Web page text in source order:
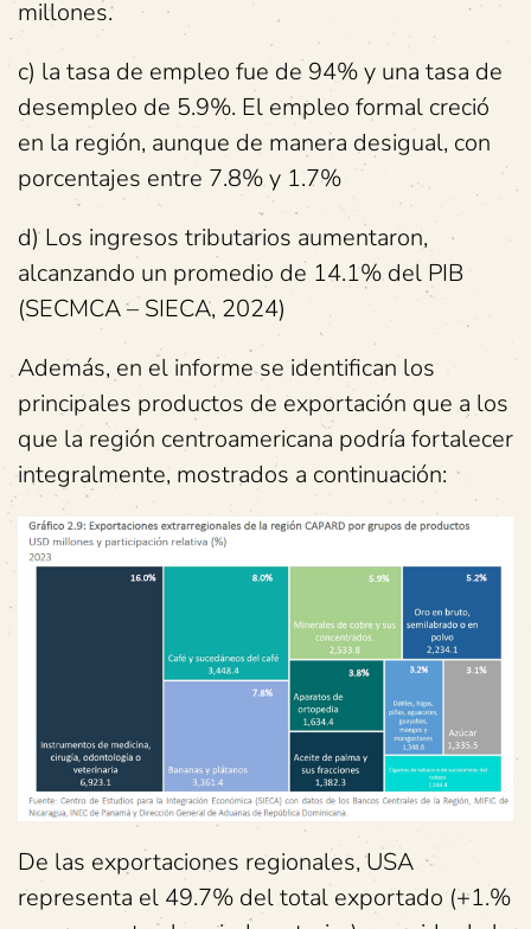
millones.
c) la tasa de empleo fue de 94% y una tasa de
desempleo de 5.9%. El empleo formal creció
en la región, aunque de manera desigual, con
porcentajes entre 7.8% y 1.7%
d) Los ingresos tributarios aumentaron,
alcanzando un promedio de 14.1% del PIB
(SECMCA – SIECA, 2024)
Además, en el informe se identifican los
principales productos de exportación que a los
que la región centroamericana podría fortalecer
integralmente, mostrados a continuación:
De las exportaciones regionales, USA
representa el 49.7% del total exportado (+1.%